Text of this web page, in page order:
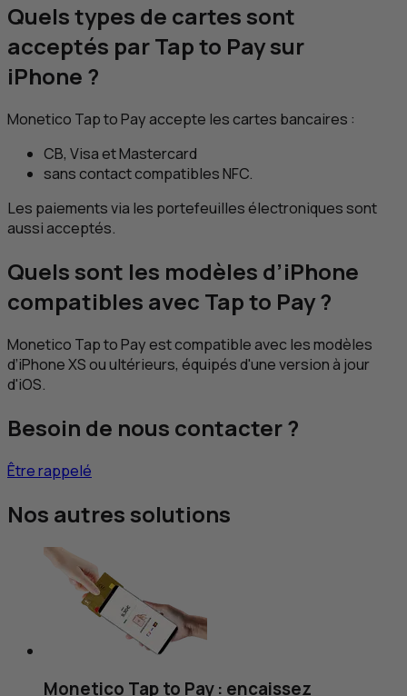
Quels types de cartes sont
acceptés parTap to Paysur
iPhone ?
Monetico Tap to Payaccepte les cartes bancaires :
CB, Visa et Mastercard
sans contact compatiblesNFC.
Les paiements via les portefeuilles électroniques sont
aussi acceptés.
Quels sont les modèles d’iPhone
compatibles avec Tap to Pay?
Monetico Tap to Payest compatible avec les modèles
d’iPhoneXSou ultérieurs, équipés d'une version à jour
d'iOS.
Besoin de nous contacter ?
Être rappelé
Nos autres solutions
Monetico Tap to Pay : encaissez